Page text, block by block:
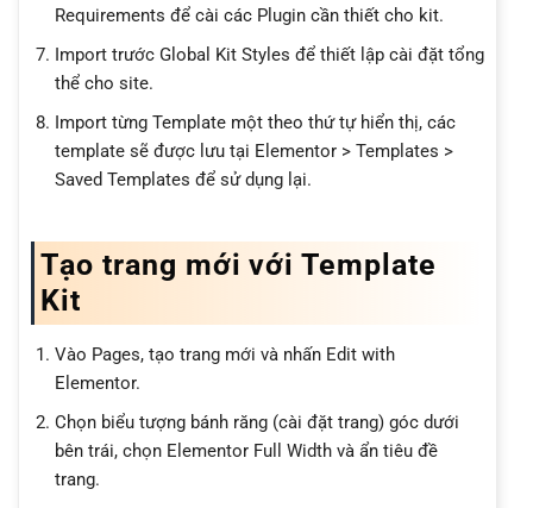
Requirements để cài các Plugin cần thiết cho kit.
Import trước Global Kit Styles để thiết lập cài đặt tổng
thể cho site.
Import từng Template một theo thứ tự hiển thị, các
template sẽ được lưu tại Elementor > Templates >
Saved Templates để sử dụng lại.
Tạo trang mới với Template
Kit
Vào Pages, tạo trang mới và nhấn Edit with
Elementor.
Chọn biểu tượng bánh răng (cài đặt trang) góc dưới
bên trái, chọn Elementor Full Width và ẩn tiêu đề
trang.